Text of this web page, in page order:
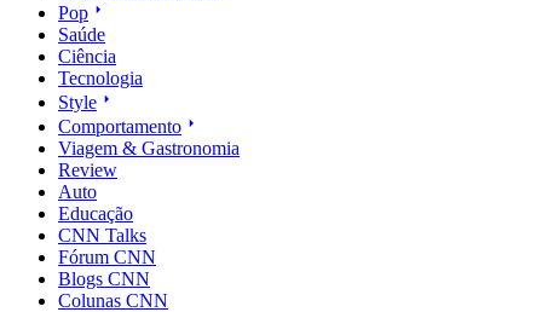
Pop
Saúde
Ciência
Tecnologia
Style
Comportamento
Viagem & Gastronomia
Review
Auto
Educação
CNN Talks
Fórum CNN
Blogs CNN
Colunas CNN